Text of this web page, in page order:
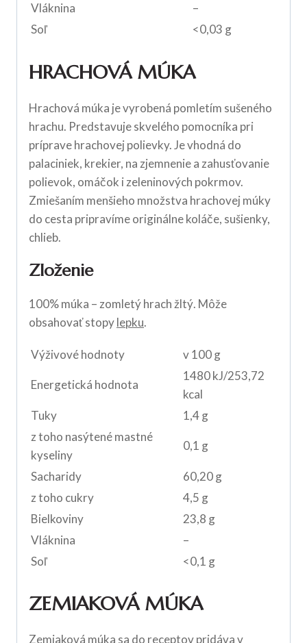
Vláknina
–
Soľ
<0,03 g
HRACHOVÁ MÚKA
Hrachová múka je vyrobená pomletím sušeného
hrachu. Predstavuje skvelého pomocníka pri
príprave hrachovej polievky. Je vhodná do
palaciniek, krekier, na zjemnenie a zahusťovanie
polievok, omáčok i zeleninových pokrmov.
Zmiešaním menšieho množstva hrachovej múky
do cesta pripravíme originálne koláče, sušienky,
chlieb.
Zloženie
100% múka – zomletý hrach žltý. Môže
obsahovať stopylepku.
Výživové hodnoty v 100 g
Energetická hodnota
1480 kJ/253,72
kcal
Tuky
1,4 g
z toho nasýtené mastné
kyseliny
0,1 g
Sacharidy
60,20 g
z toho cukry
4,5 g
Bielkoviny
23,8 g
Vláknina
–
Soľ
<0,1 g
ZEMIAKOVÁ MÚKA
Zemiaková múka sa do receptov pridáva v